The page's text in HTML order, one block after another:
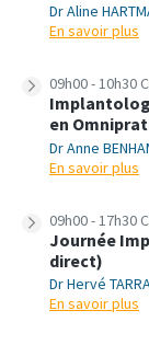
Dr Aline
En savoir plus
09h00 - 10h30
en
Dr Anne
En savoir plus
09h00 - 17h30
Journée
direct)
Dr Hervé
En savoir plus